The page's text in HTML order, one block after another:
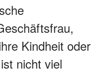
Kindheit oder
nicht viel